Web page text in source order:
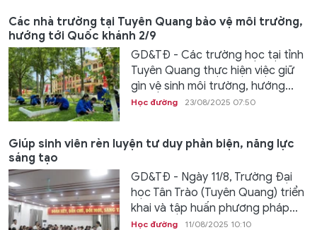
Các nhà trường tại Tuyên Quang bảo vệ môi trường,
hướng tới Quốc khánh 2/9
GD&TĐ - Các trường học tại tỉnh
Tuyên Quang thực hiện việc giữ
gìn vệ sinh môi trường, hướng...
Học đường 23/08/2025 07:50
Giúp sinh viên rèn luyện tư duy phản biện, năng lực
sáng tạo
GD&TĐ - Ngày 11/8, Trường Đại
học Tân Trào (Tuyên Quang) triển
khai và tập huấn phương pháp...
Học đường 11/08/2025 10:10